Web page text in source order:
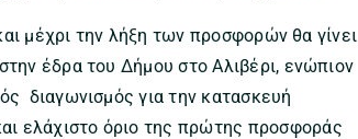
μέχρι την λήξη των προσφορών θα γίνει
έδρα του Δήμου στο Αλιβέρι, ενώπιον
διαγωνισμός για την κατασκευή
ελάχιστο όριο της πρώτης προσφοράς